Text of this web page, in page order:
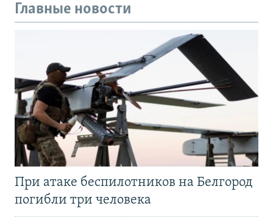
Главные новости
При атаке беспилотников на Белгород
погибли три человека